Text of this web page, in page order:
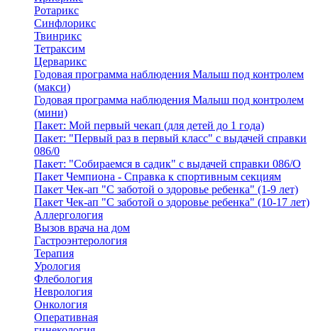
Ротарикс
Синфлорикс
Твинрикс
Тетраксим
Церварикс
Годовая программа наблюдения Малыш под контролем
(макси)
Годовая программа наблюдения Малыш под контролем
(мини)
Пакет: Мой первый чекап (для детей до 1 года)
Пакет: "Первый раз в первый класс" с выдачей справки
086/0
Пакет: "Собираемся в садик" с выдачей справки 086/О
Пакет Чемпиона - Справка к спортивным секциям
Пакет Чек-ап "С заботой о здоровье ребенка" (1-9 лет)
Пакет Чек-ап "С заботой о здоровье ребенка" (10-17 лет)
Аллергология
Вызов врача на дом
Гастроэнтерология
Терапия
Урология
Флебология
Неврология
Онкология
Оперативная